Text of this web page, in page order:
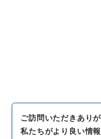
ご訪問いただきあり
私たちがより良い情